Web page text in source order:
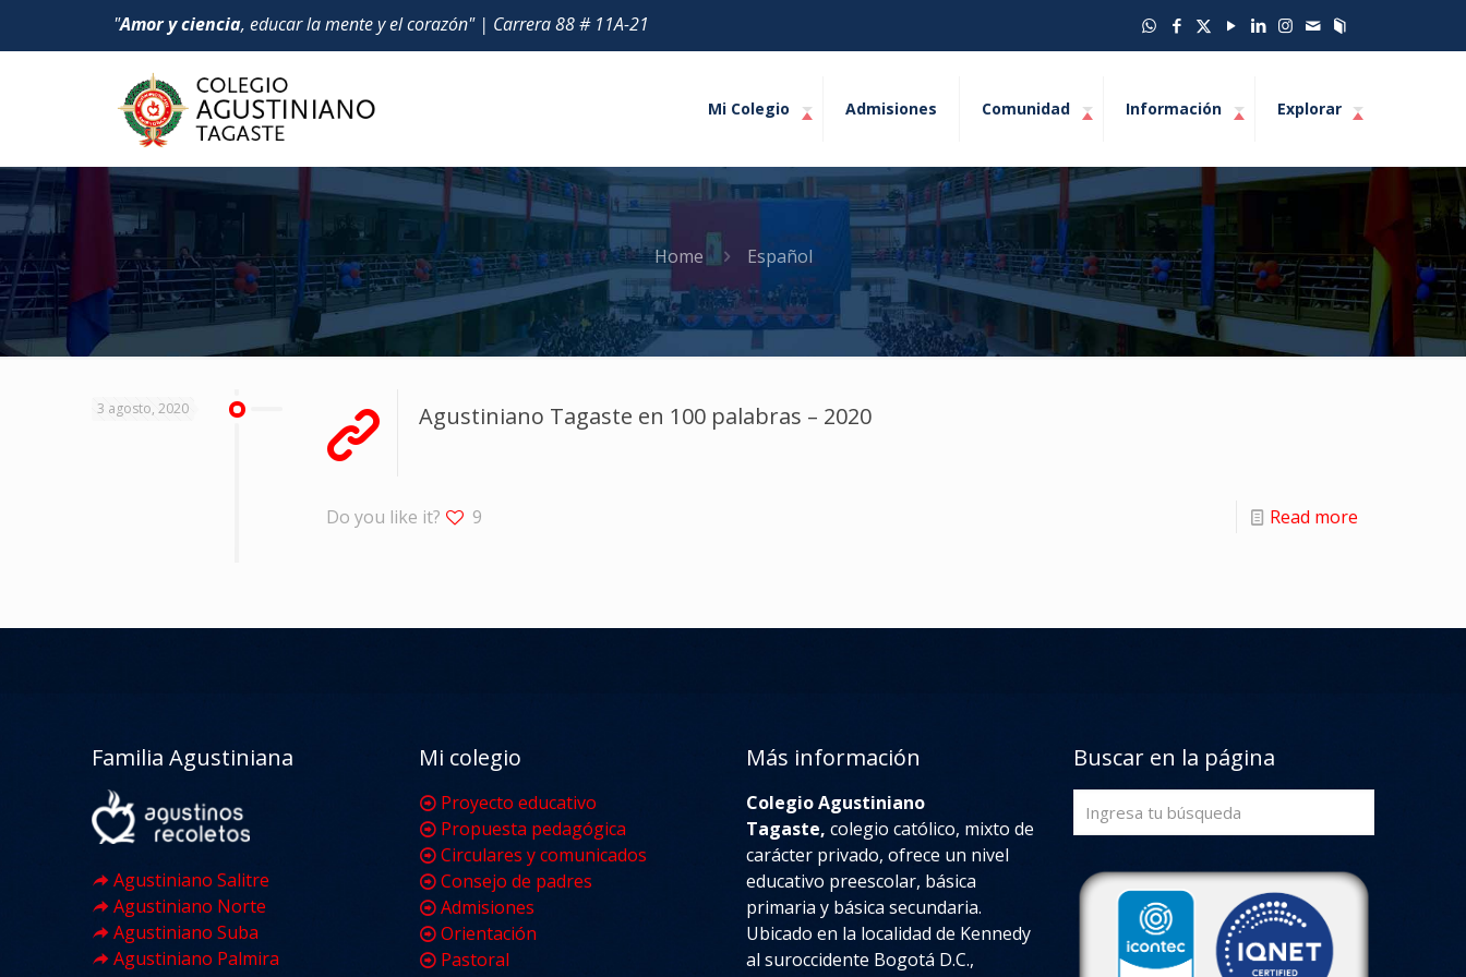
"Amor y ciencia, educar la mente y el corazón" | Carrera 88 # 11A-21
Mi Colegio Admisiones Comunidad Información Explorar
Home Español
3 agosto, 2020 Agustiniano Tagaste en 100 palabras – 2020
Do you like it? 9 Read more
Familia Agustiniana
Agustiniano Salitre
Agustiniano Norte
Agustiniano Suba
Agustiniano Palmira
Mi colegio
Proyecto educativo
Propuesta pedagógica
Circulares y comunicados
Consejo de padres
Admisiones
Orientación
Pastoral
Más información
Colegio Agustiniano
Tagaste, colegio católico, mixto de
carácter privado, ofrece un nivel
educativo preescolar, básica
primaria y básica secundaria.
Ubicado en la localidad de Kennedy
al suroccidente Bogotá D.C.,
Buscar en la página